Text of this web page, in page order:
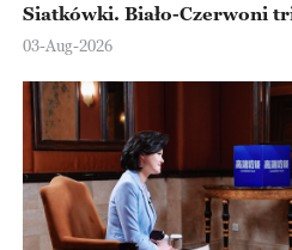
Siatkówki. Biało-Czerwoni
Ningbo
03-Aug-2026